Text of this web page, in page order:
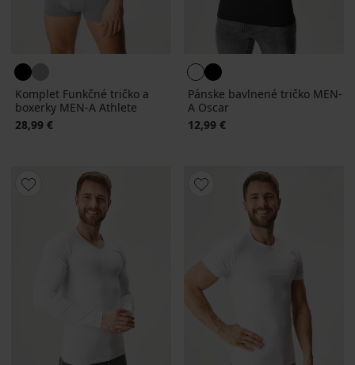
Komplet Funkčné tričko a
boxerky MEN-A Athlete
28,99 €
Pánske bavlnené tričko MEN-
A Oscar
12,99 €